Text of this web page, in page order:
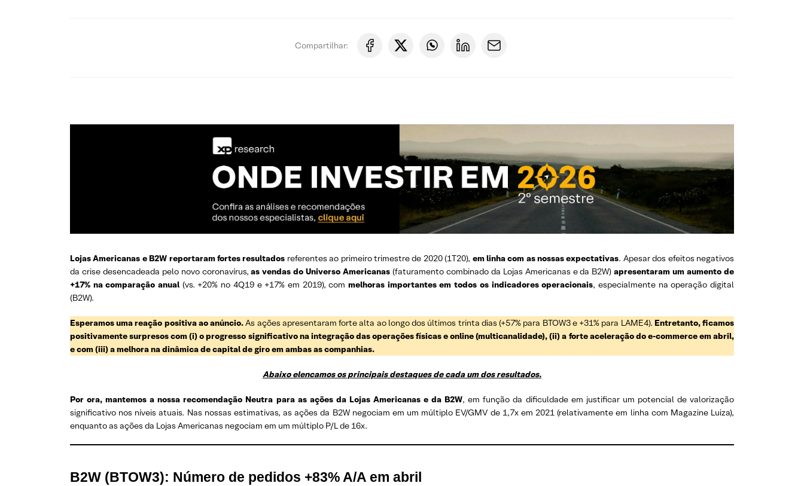
Compartilhar:
Lojas Americanas e B2W reportaram fortes resultados referentes ao primeiro trimestre de 2020 (1T20), em linha com as nossas expectativas. Apesar dos efeitos negativos
da crise desencadeada pelo novo coronavírus,as vendas do Universo Americanas (faturamento combinado da Lojas Americanas e da B2W)apresentaram um aumento de
+17% na comparação anual (vs. +20% no 4Q19 e +17% em 2019), commelhoras importantes em todos os indicadores operacionais, especialmente na operação digital
(B2W).
Esperamos uma reação positiva ao anúncio.As ações apresentaram forte alta ao longo dos últimos trinta dias (+57% para BTOW3 e +31% para LAME4). Entretanto, ficamos
positivamente surpresos com (i) o progresso significativo na integração das operações físicas e online (multicanalidade), (ii) a forte aceleração do e-commerce em abril,
e com (iii) a melhora na dinâmica de capital de giro em ambas as companhias.
Abaixo elencamos os principais destaques de cada um dos resultados.
Por ora, mantemos a nossa recomendação Neutra para as ações da Lojas Americanas e da B2W, em função da dificuldade em justificar um potencial de valorização
significativo nos níveis atuais. Nas nossas estimativas, as ações da B2W negociam em um múltiplo EV/GMV de 1,7x em 2021 (relativamente em linha com Magazine Luiza),
enquanto as ações da Lojas Americanas negociam em um múltiplo P/L de 16x.
B2W (BTOW3): Número de pedidos +83% A/A em abril